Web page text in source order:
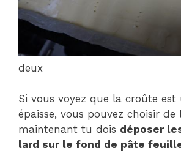
deux
Si vous voyez que la croûte est
épaisse, vous pouvez choisir de
maintenant tu dois déposer
lard sur le fond de pâte